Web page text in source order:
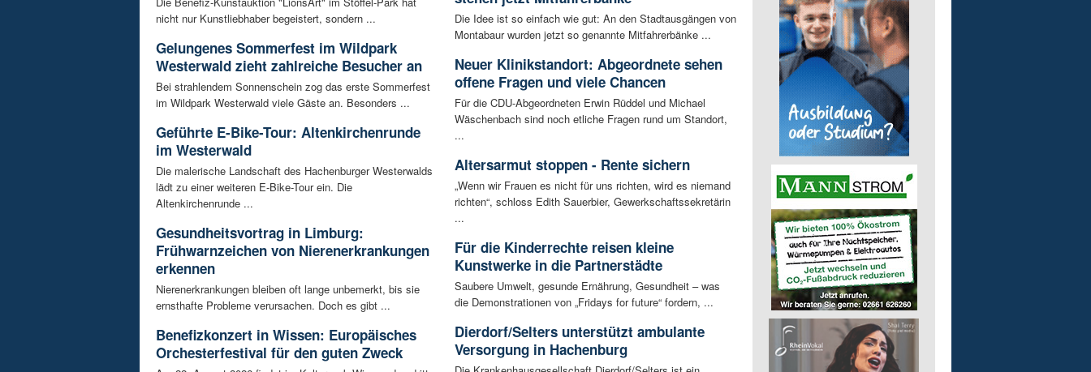
nicht nur Kunstliebhaber begeistert, sondern ...
Gelungenes Sommerfest im Wildpark
Westerwald zieht zahlreiche Besucher an
Bei strahlendem Sonnenschein zog das erste Sommerfest
im Wildpark Westerwald viele Gäste an. Besonders ...
Geführte E-Bike-Tour: Altenkirchenrunde
im Westerwald
Die malerische Landschaft des Hachenburger Westerwalds
lädt zu einer weiteren E-Bike-Tour ein. Die
Altenkirchenrunde ...
Gesundheitsvortrag in Limburg:
Frühwarnzeichen von Nierenerkrankungen
erkennen
Nierenerkrankungen bleiben oft lange unbemerkt, bis sie
ernsthafte Probleme verursachen. Doch es gibt ...
Benefizkonzert in Wissen: Europäisches
Orchesterfestival für den guten Zweck
Die Idee ist so einfach wie gut: An den Stadtausgängen von
Montabaur wurden jetzt so genannte Mitfahrerbänke ...
Neuer Klinikstandort: Abgeordnete sehen
offene Fragen und viele Chancen
Für die CDU-Abgeordneten Erwin Rüddel und Michael
Wäschenbach sind noch etliche Fragen rund um Standort,
...
Altersarmut stoppen - Rente sichern
„Wenn wir Frauen es nicht für uns richten, wird es niemand
richten“, schloss Edith Sauerbier, Gewerkschaftssekretärin
...
Für die Kinderrechte reisen kleine
Kunstwerke in die Partnerstädte
Saubere Umwelt, gesunde Ernährung, Gesundheit – was
die Demonstrationen von „Fridays for future“ fordern, ...
Dierdorf/Selters unterstützt ambulante
Versorgung in Hachenburg